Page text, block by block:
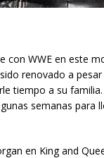
con WWE en este
renovado a
tiempo a su
semanas para
en King and